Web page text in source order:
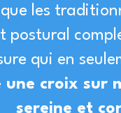
les
postural
qui en
croix sur
sereine et